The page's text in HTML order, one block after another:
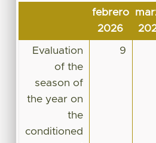
febrero
2026
Evaluation
of the
season of
the year on
the
conditioned
9